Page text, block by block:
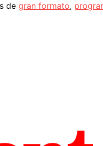
de gran formato,